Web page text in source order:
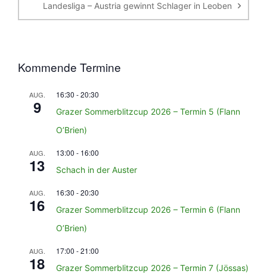
Landesliga – Austria gewinnt Schlager in Leoben
Kommende Termine
AUG.
9
16:30 -20:30
Grazer Sommerblitzcup 2026 – Termin 5 (Flann
O’Brien)
AUG.
13
13:00 - 16:00
Schach in der Auster
AUG.
16
16:30 -20:30
Grazer Sommerblitzcup 2026 – Termin 6 (Flann
O’Brien)
AUG.
18
17:00 -21:00
Grazer Sommerblitzcup 2026 – Termin 7 (Jössas)